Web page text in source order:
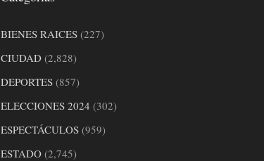
BIENES RAICES(227)
CIUDAD(2,828)
DEPORTES(857)
ELECCIONES 2024 (302)
ESPECTÁCULOS(959)
ESTADO(2,745)